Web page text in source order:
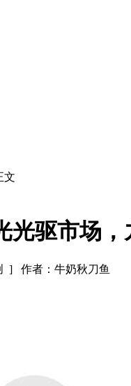
文
光驱市场
] 作者：牛奶秋刀鱼